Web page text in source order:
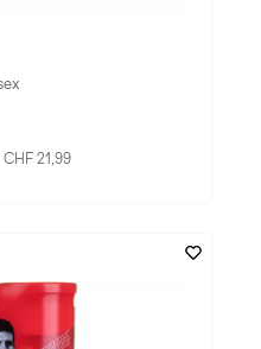
CHF 21,99